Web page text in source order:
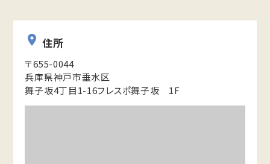
住所
〒655-0044
兵庫県神戸市垂水区
舞子坂4丁目1-16フレスポ舞子坂 1F